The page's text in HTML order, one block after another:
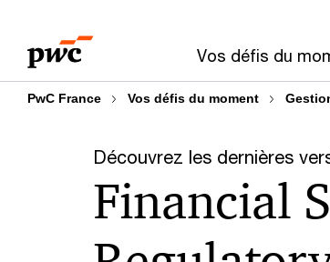
contenu
de
Vos défis du
PwC France Vos défis du moment
Découvrez les dernières
Financial